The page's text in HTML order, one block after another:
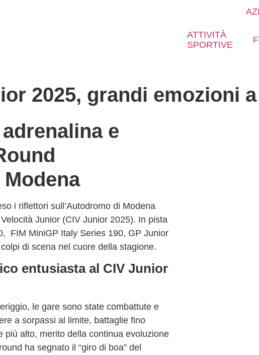
ATTIVITÀ
SPORTIVE
2025, grandi emozioni
e
i riflettori sull’Autodromo di Modena
Junior (CIV Junior 2025). In pista
, FIM MiniGP Italy Series 190, GP Junior
di scena nel cuore della stagione.
entusiasta al CIV Junior
le gare sono state combattute e
a sorpassi al limite, battaglie fino
più alto, merito della continua evoluzione
ha segnato il “giro di boa” del